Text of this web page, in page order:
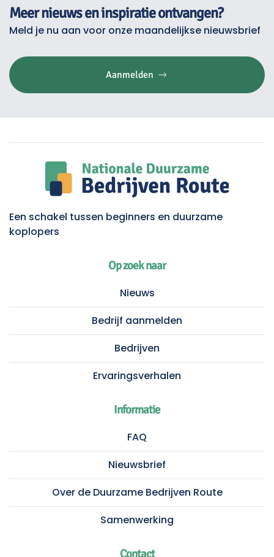
Meer nieuws en inspiratie ontvangen?
Meld je nu aan voor onze maandelijkse nieuwsbrief
Aanmelden
Een schakel tussen beginners en duurzame
koplopers
Op zoek naar
Nieuws
Bedrijf aanmelden
Bedrijven
Ervaringsverhalen
Informatie
FAQ
Nieuwsbrief
Over de Duurzame Bedrijven Route
Samenwerking
Contact